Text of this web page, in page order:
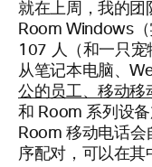
就在上周，我的团
Room Windows
107 人（和一只
从笔记本电脑、
公的员工、移动移
和 Room 系列设
Room 移动电话
序配对，可以在其